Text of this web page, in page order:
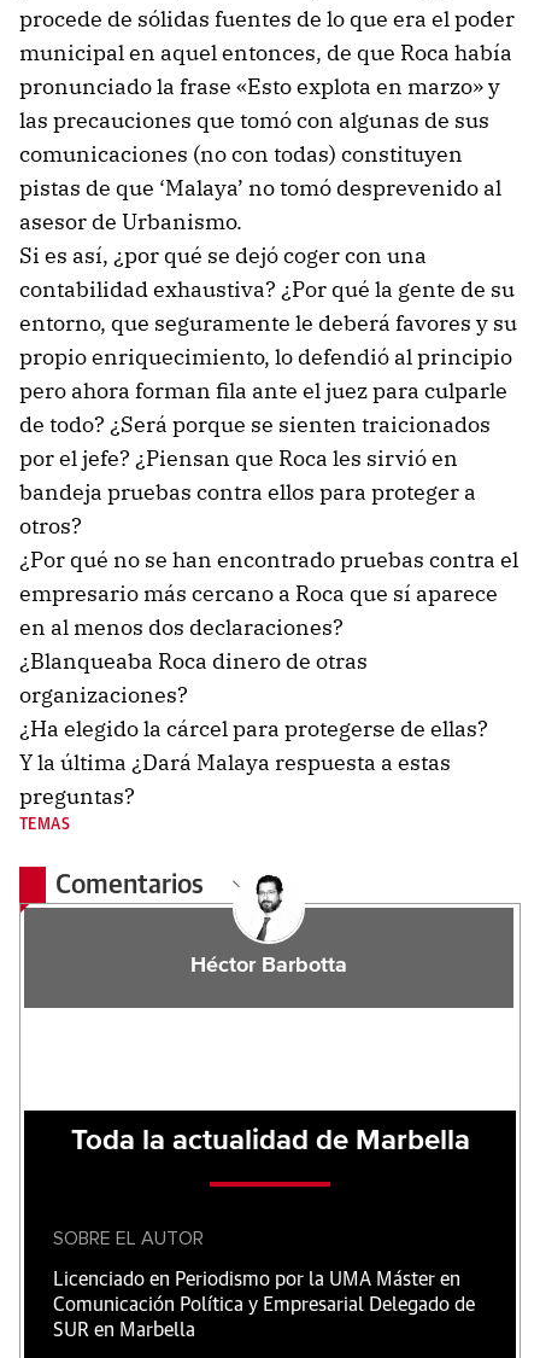
procede de sólidas fuentes de lo que era el poder
municipal en aquel entonces, de que Roca había
pronunciado la frase «Esto explota en marzo» y
las precauciones que tomó con algunas de sus
comunicaciones (no con todas) constituyen
pistas de que ‘Malaya’ no tomó desprevenido al
asesor de Urbanismo.
Si es así, ¿por qué se dejó coger con una
contabilidad exhaustiva? ¿Por qué la gente de su
entorno, que seguramente le deberá favores y su
propio enriquecimiento, lo defendió al principio
pero ahora forman fila ante el juez para culparle
de todo? ¿Será porque se sienten traicionados
por el jefe? ¿Piensan que Roca les sirvió en
bandeja pruebas contra ellos para proteger a
otros?
¿Por qué no se han encontrado pruebas contra el
empresario más cercano a Roca que sí aparece
en al menos dos declaraciones?
¿Blanqueaba Roca dinero de otras
organizaciones?
¿Ha elegido la cárcel para protegerse de ellas?
Y la última ¿Dará Malaya respuesta a estas
preguntas?
TEMAS
Comentarios
Héctor Barbotta
Toda la actualidad de Marbella
SOBRE EL AUTOR
Licenciado en Periodismo por la UMA Máster en
Comunicación Política y Empresarial Delegado de
SUR en Marbella